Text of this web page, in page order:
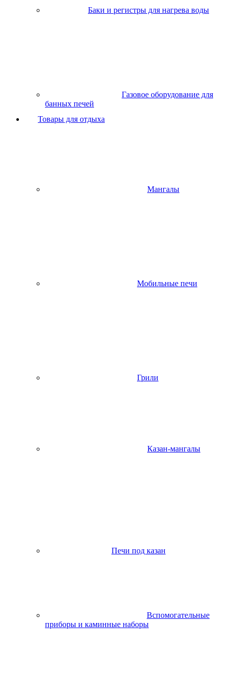
Баки и регистры для нагрева воды
Газовое оборудование для
банных печей
Товары для отдыха
Мангалы
Мобильные печи
Грили
Казан-мангалы
Печи под казан
Вспомогательные
приборы и каминные наборы